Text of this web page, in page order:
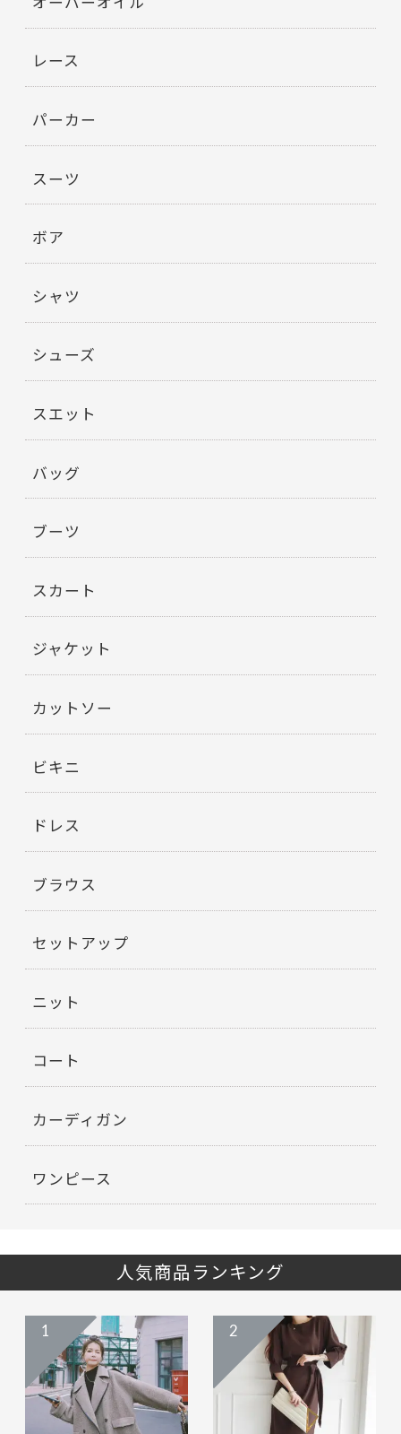
レース
パーカー
スーツ
ボア
シャツ
シューズ
スエット
バッグ
ブーツ
スカート
ジャケット
カットソー
ビキニ
ドレス
ブラウス
セットアップ
ニット
コート
カーディガン
ワンピース
人気商品ランキング
1 2